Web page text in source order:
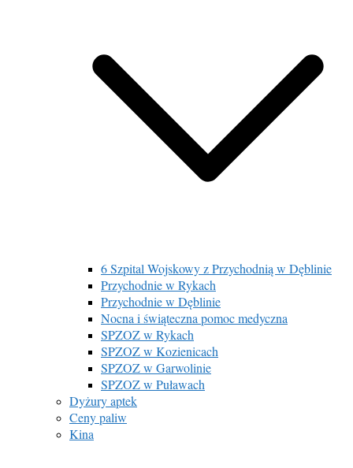
6 Szpital Wojskowy z Przychodnią w Dęblinie
Przychodnie w Rykach
Przychodnie w Dęblinie
Nocna i świąteczna pomoc medyczna
SPZOZ w Rykach
SPZOZ w Kozienicach
SPZOZ w Garwolinie
SPZOZ w Puławach
Dyżury aptek
Ceny paliw
Kina